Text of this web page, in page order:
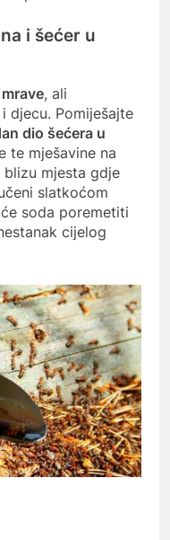
i šećer u
, ali
djecu. Pomiješajte
dio šećera u
te mješavine na
mjesta gdje
slatkoćom
soda poremetiti
cijelog